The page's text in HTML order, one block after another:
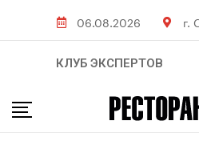
06.08.2026 г.
КЛУБ ЭКСПЕРТОВ